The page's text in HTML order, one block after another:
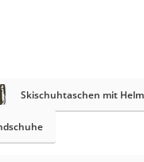
Skischuhtaschen mit